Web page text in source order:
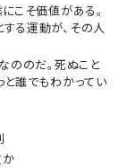
こそ価値がある。
る運動が、その人
ののだ。死ぬこと
と誰でもわかってい